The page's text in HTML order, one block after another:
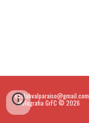
Melografia GrFC © 2026